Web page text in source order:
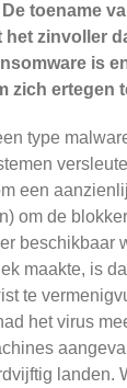
toename
het zinvoller
is
zich ertegen
type
een
om de
beschikbaar
maakte, is
te
het virus
landen.